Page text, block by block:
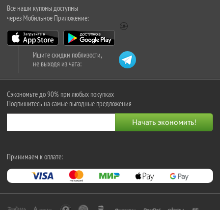
Все наши купоны доступны
через Мобильное Приложение:
Ищите скидки поблизости,
не выходя из чата:
Сэкономьте до 90% при любых покупках
Подпишитесь на самые выгодные предложения
Принимаем к оплате: